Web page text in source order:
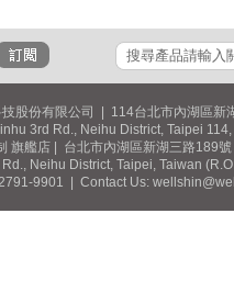
股份有限公司 | 114台北市內湖區新
3rd Rd., Neihu District, Taipei
旗艦店 | 台北市內湖區新湖三路189
Neihu District, Taipei, Taiwan
9901 | Contact Us: